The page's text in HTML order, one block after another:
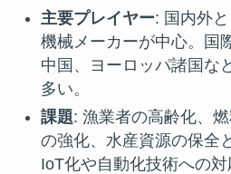
主要プレイヤー: 国内外
機械メーカーが中心。国
中国、ヨーロッパ諸国な
多い。
課題: 漁業者の高齢化、
の強化、水産資源の保全
IoT化や自動化技術への